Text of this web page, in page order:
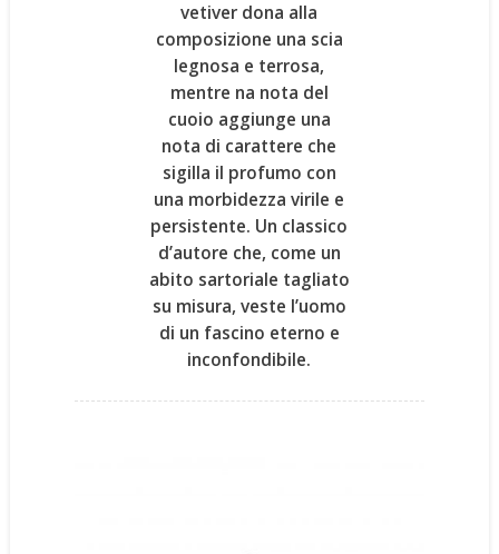
vetiver dona alla
composizione una scia
legnosa e terrosa,
mentre na nota del
cuoio aggiunge una
nota di carattere che
sigilla il profumo con
una morbidezza virile e
persistente. Un classico
d’autore che, come un
abito sartoriale tagliato
su misura, veste l’uomo
di un fascino eterno e
inconfondibile.